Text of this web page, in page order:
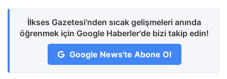
İlkses Gazetesi'nden sıcak gelişmeleri anında
öğrenmek için Google Haberler'de bizi takip edin!
Google News'te Abone Ol